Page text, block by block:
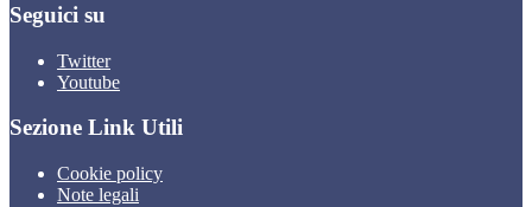
Seguici su
Twitter
Youtube
Sezione Link Utili
Cookie policy
Note legali